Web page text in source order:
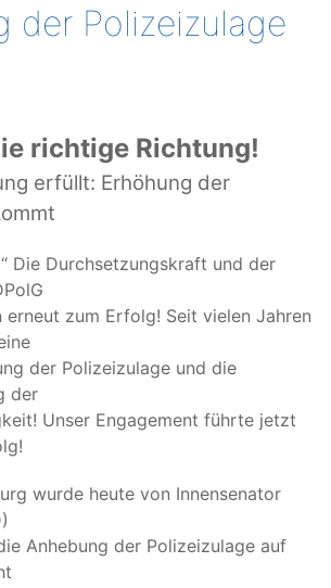
der Polizeizulage
richtige Richtung!
erfüllt: Erhöhung der
Die Durchsetzungskraft und der
zum Erfolg! Seit vielen Jahren
der Polizeizulage und die
der
Unser Engagement führte jetzt
wurde heute von Innensenator
Anhebung der Polizeizulage auf